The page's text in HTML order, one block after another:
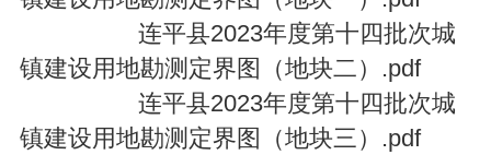
连平县2023年度第十四批次城
镇建设用地勘测定界图（地块二）.pdf
连平县2023年度第十四批次城
镇建设用地勘测定界图（地块三）.pdf